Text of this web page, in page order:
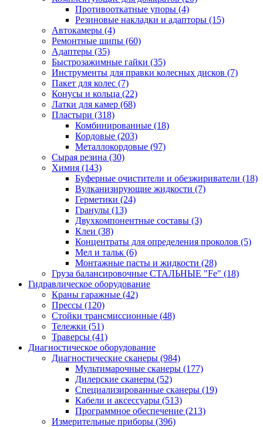
Противооткатные упоры (4)
Резиновые накладки и адапторы (15)
Автокамеры (4)
Ремонтные шипы (60)
Адаптеры (35)
Быстрозажимные гайки (35)
Инструменты для правки колесных дисков (7)
Пакет для колес (7)
Конусы и кольца (22)
Латки для камер (68)
Пластыри (318)
Комбинированные (18)
Кордовые (203)
Металлокордовые (97)
Сырая резина (30)
Химия (143)
Буферные очистители и обезжириватели (18)
Вулканизирующие жидкости (7)
Герметики (24)
Гранулы (13)
Двухкомпонентные составы (3)
Клеи (38)
Концентраты для определения проколов (5)
Мел и тальк (6)
Монтажные пасты и жидкости (28)
Груза балансировочные СТАЛЬНЫЕ "Fe" (18)
Гидравлическое оборудование
Краны гаражные (42)
Прессы (120)
Стойки трансмиссионные (48)
Тележки (51)
Траверсы (41)
Диагностическое оборудование
Диагностические сканеры (984)
Мультимарочные сканеры (177)
Дилерские сканеры (52)
Специализированные сканеры (19)
Кабели и аксессуары (513)
Программное обеспечение (213)
Измерительные приборы (396)